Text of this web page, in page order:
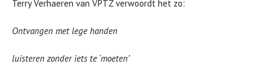
Terry Verhaeren van VPTZ verwoordt het zo:
Ontvangen met lege handen
luisteren zonder iets te ‘moeten’